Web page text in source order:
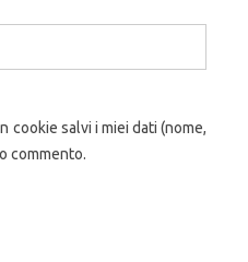
cookie salvi i miei dati (nome,
commento.